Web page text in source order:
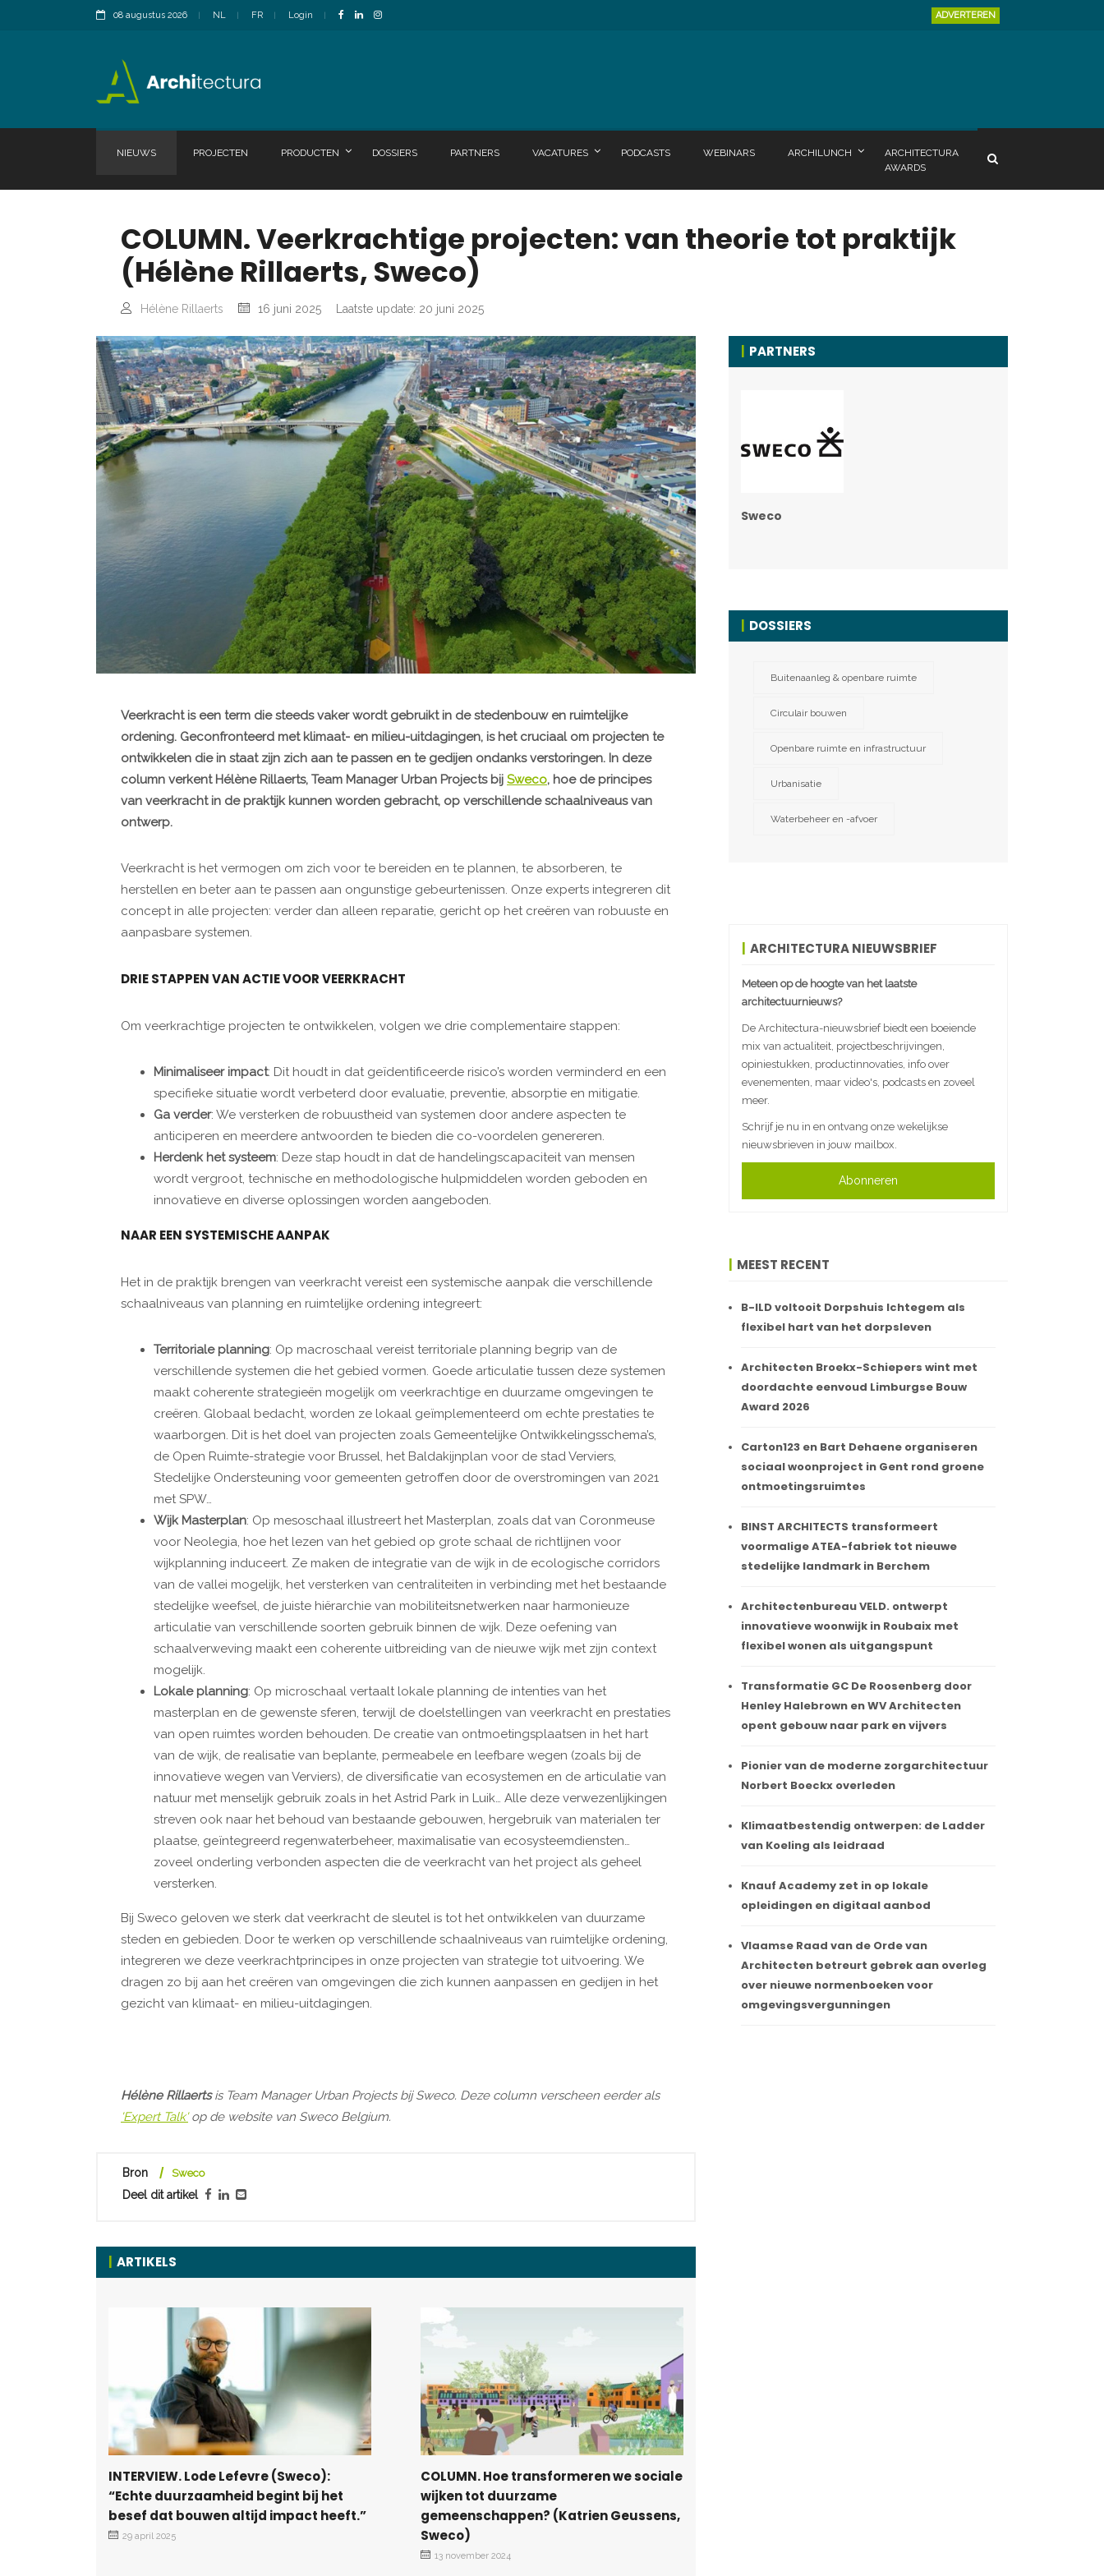
08 augustus 2026 NL FR Login ADVERTEREN
NIEUWS PROJECTEN PRODUCTEN DOSSIERS PARTNERS VACATURES PODCASTS WEBINARS ARCHILUNCH
ARCHITECTURA
AWARDS
COLUMN. Veerkrachtige projecten: van theorie tot praktijk
(Hélène Rillaerts, Sweco)
Hélène Rillaerts 16 juni 2025 Laatste update: 20 juni 2025
Veerkracht is een term die steeds vaker wordt gebruikt in de stedenbouw en ruimtelijke
ordening. Geconfronteerd met klimaat- en milieu-uitdagingen, is het cruciaal om projecten te
ontwikkelen die in staat zijn zich aan te passen en te gedijen ondanks verstoringen. In deze
column verkent Hélène Rillaerts, Team Manager Urban Projects bij Sweco, hoe de principes
van veerkracht in de praktijk kunnen worden gebracht, op verschillende schaalniveaus van
ontwerp.
Veerkracht is het vermogen om zich voor te bereiden en te plannen, te absorberen, te
herstellen en beter aan te passen aan ongunstige gebeurtenissen. Onze experts integreren dit
concept in alle projecten: verder dan alleen reparatie, gericht op het creëren van robuuste en
aanpasbare systemen.
DRIE STAPPEN VAN ACTIE VOOR VEERKRACHT
Om veerkrachtige projecten te ontwikkelen, volgen we drie complementaire stappen:
Minimaliseer impact: Dit houdt in dat geïdentificeerde risico’s worden verminderd en een
specifieke situatie wordt verbeterd door evaluatie, preventie, absorptie en mitigatie.
Ga verder: We versterken de robuustheid van systemen door andere aspecten te
anticiperen en meerdere antwoorden te bieden die co-voordelen genereren.
Herdenk het systeem: Deze stap houdt in dat de handelingscapaciteit van mensen
wordt vergroot, technische en methodologische hulpmiddelen worden geboden en
innovatieve en diverse oplossingen worden aangeboden.
NAAR EEN SYSTEMISCHE AANPAK
Het in de praktijk brengen van veerkracht vereist een systemische aanpak die verschillende
schaalniveaus van planning en ruimtelijke ordening integreert:
Territoriale planning: Op macroschaal vereist territoriale planning begrip van de
verschillende systemen die het gebied vormen. Goede articulatie tussen deze systemen
maakt coherente strategieën mogelijk om veerkrachtige en duurzame omgevingen te
creëren. Globaal bedacht, worden ze lokaal geïmplementeerd om echte prestaties te
waarborgen. Dit is het doel van projecten zoals Gemeentelijke Ontwikkelingsschema’s,
de Open Ruimte-strategie voor Brussel, het Baldakijnplan voor de stad Verviers,
Stedelijke Ondersteuning voor gemeenten getroffen door de overstromingen van 2021
met SPW…
Wijk Masterplan: Op mesoschaal illustreert het Masterplan, zoals dat van Coronmeuse
voor Neolegia, hoe het lezen van het gebied op grote schaal de richtlijnen voor
wijkplanning induceert. Ze maken de integratie van de wijk in de ecologische corridors
van de vallei mogelijk, het versterken van centraliteiten in verbinding met het bestaande
stedelijke weefsel, de juiste hiërarchie van mobiliteitsnetwerken naar harmonieuze
articulatie van verschillende soorten gebruik binnen de wijk. Deze oefening van
schaalverweving maakt een coherente uitbreiding van de nieuwe wijk met zijn context
mogelijk.
Lokale planning: Op microschaal vertaalt lokale planning de intenties van het
masterplan en de gewenste sferen, terwijl de doelstellingen van veerkracht en prestaties
van open ruimtes worden behouden. De creatie van ontmoetingsplaatsen in het hart
van de wijk, de realisatie van beplante, permeabele en leefbare wegen (zoals bij de
innovatieve wegen van Verviers), de diversificatie van ecosystemen en de articulatie van
natuur met menselijk gebruik zoals in het Astrid Park in Luik… Alle deze verwezenlijkingen
streven ook naar het behoud van bestaande gebouwen, hergebruik van materialen ter
plaatse, geïntegreerd regenwaterbeheer, maximalisatie van ecosysteemdiensten…
zoveel onderling verbonden aspecten die de veerkracht van het project als geheel
versterken.
Bij Sweco geloven we sterk dat veerkracht de sleutel is tot het ontwikkelen van duurzame
steden en gebieden. Door te werken op verschillende schaalniveaus van ruimtelijke ordening,
integreren we deze veerkrachtprincipes in onze projecten van strategie tot uitvoering. We
dragen zo bij aan het creëren van omgevingen die zich kunnen aanpassen en gedijen in het
gezicht van klimaat- en milieu-uitdagingen.
Hélène Rillaertsis Team Manager Urban Projects bij Sweco. Deze column verscheen eerder als
'Expert Talk'op de website van Sweco Belgium.
Bron Sweco
Deel dit artikel
ARTIKELS
INTERVIEW. Lode Lefevre (Sweco):
“Echte duurzaamheid begint bij het
besef dat bouwen altijd impact heeft.”
29 april 2025
COLUMN. Hoe transformeren we sociale
wijken tot duurzame
gemeenschappen? (Katrien Geussens,
Sweco)
13 november 2024
PARTNERS
Sweco
DOSSIERS
Buitenaanleg & openbare ruimte
Circulair bouwen
Openbare ruimte en infrastructuur
Urbanisatie
Waterbeheer en -afvoer
ARCHITECTURA NIEUWSBRIEF
Meteen op de hoogte van het laatste
architectuurnieuws?
De Architectura-nieuwsbrief biedt een boeiende
mix van actualiteit, projectbeschrijvingen,
opiniestukken, productinnovaties, info over
evenementen, maar video's, podcasts en zoveel
meer.
Schrijf je nu in en ontvang onze wekelijkse
nieuwsbrieven in jouw mailbox.
Abonneren
MEEST RECENT
B-ILD voltooit Dorpshuis Ichtegem als
flexibel hart van het dorpsleven
Architecten Broekx-Schiepers wint met
doordachte eenvoud Limburgse Bouw
Award 2026
Carton123 en Bart Dehaene organiseren
sociaal woonproject in Gent rond groene
ontmoetingsruimtes
BINST ARCHITECTS transformeert
voormalige ATEA-fabriek tot nieuwe
stedelijke landmark in Berchem
Architectenbureau VELD. ontwerpt
innovatieve woonwijk in Roubaix met
flexibel wonen als uitgangspunt
Transformatie GC De Roosenberg door
Henley Halebrown en WV Architecten
opent gebouw naar park en vijvers
Pionier van de moderne zorgarchitectuur
Norbert Boeckx overleden
Klimaatbestendig ontwerpen: de Ladder
van Koeling als leidraad
Knauf Academy zet in op lokale
opleidingen en digitaal aanbod
Vlaamse Raad van de Orde van
Architecten betreurt gebrek aan overleg
over nieuwe normenboeken voor
omgevingsvergunningen